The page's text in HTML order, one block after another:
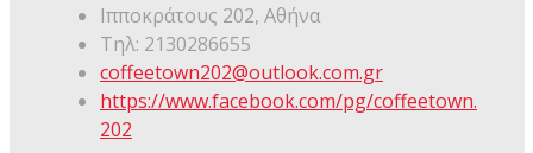
Ιπποκράτους 202, Αθήνα
Τηλ: 2130286655
coffeetown202@outlook.com.gr
https://www.facebook.com/pg/coffeetown.
202